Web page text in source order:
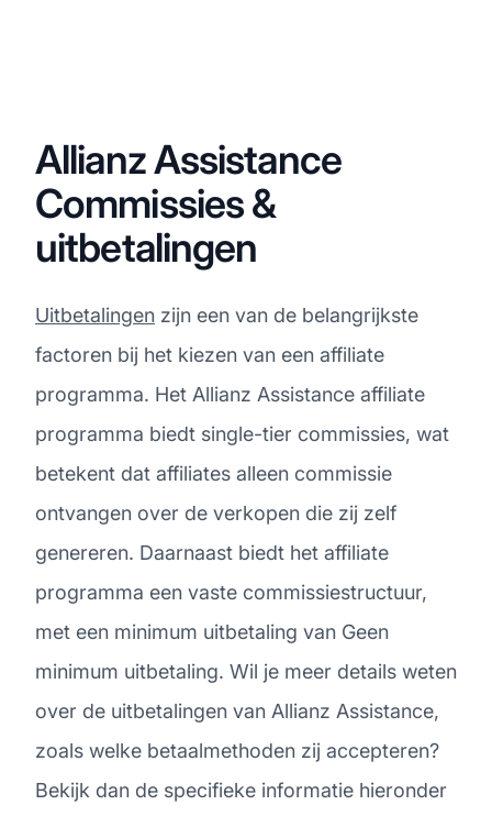
Allianz Assistance
Commissies &
uitbetalingen
Uitbetalingen zijn een van de belangrijkste
factoren bij het kiezen van een affiliate
programma. Het Allianz Assistance affiliate
programma biedt single-tier commissies, wat
betekent dat affiliates alleen commissie
ontvangen over de verkopen die zij zelf
genereren. Daarnaast biedt het affiliate
programma een vaste commissiestructuur,
met een minimum uitbetaling van Geen
minimum uitbetaling. Wil je meer details weten
over de uitbetalingen van Allianz Assistance,
zoals welke betaalmethoden zij accepteren?
Bekijk dan de specifieke informatie hieronder